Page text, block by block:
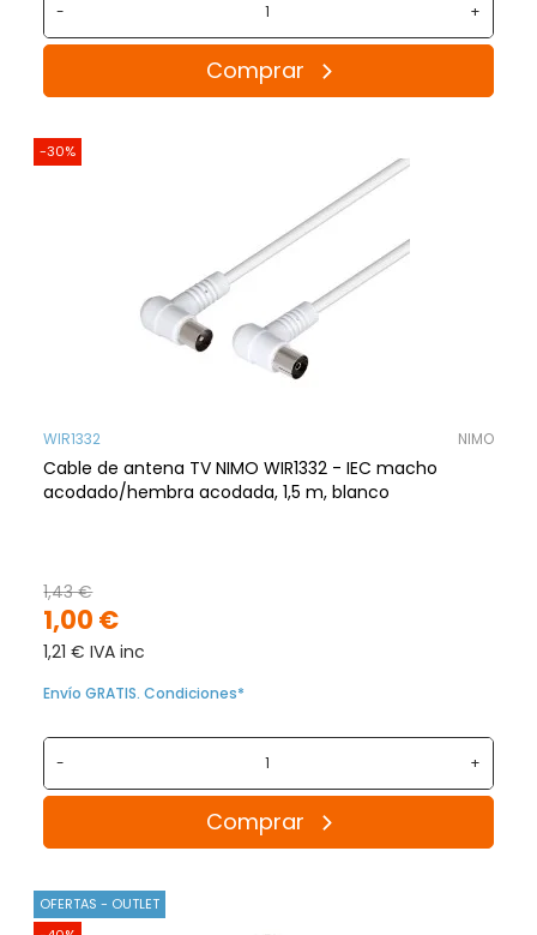
- +
Comprar
-30%
WIR1332 NIMO
Cable de antena TV NIMO WIR1332 - IEC macho
acodado/hembra acodada, 1,5 m, blanco
1,00 €
1,43 €
1,21 € IVA inc
Envío GRATIS. Condiciones*
- +
Comprar
OFERTAS - OUTLET